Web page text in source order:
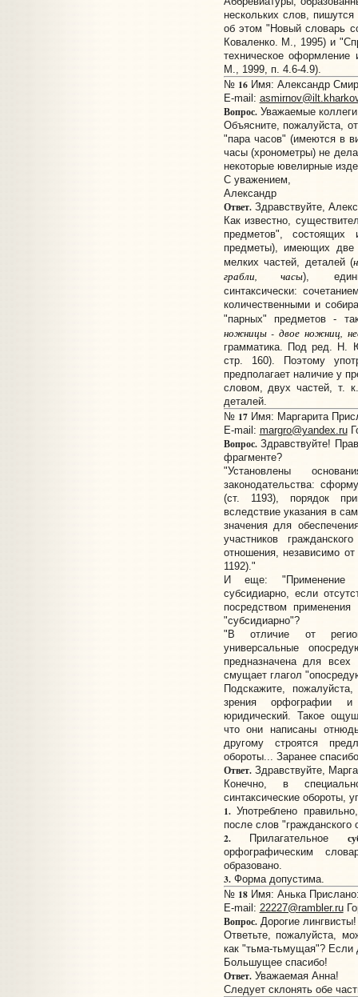
нескольких слов,
об этом "Новый словарь
Коваленко. М., 1995) и
техническое
М., 1999, п. 4.6-4.9).
№ 16Имя: Александр
E-mail:
Вопрос.Уважаемые
Объясните, пожалуйста,
"пара часов" (имеются в
часы (хронометры) не
некоторые ювелирные
С уважением,
Александр
Ответ.Здравствуйте,
Как известно,
предметов",
предметы), имеющих две
мелких частей, деталей (
грабли, часы),
синтаксически:
количественными и
"парных" предметов -
ножницы - двое ножниц,
грамматика. Под ред.
стр. 160). Поэтому
предполагает наличие у
словом, двух частей, т.
деталей.
№ 17Имя: Маргарита
E-mail: margro@yandex.ru
Вопрос.Здравствуйте!
фрагменте?
"Установлены
законодательства:
(ст. 1193), порядок
вследствие указания в
значения для
участников
отношения, независимо
1192)."
И еще: "Применение
субсидиарно, если
посредством
"субсидиарно"?
"В отличие от
универсальные
предназначена для
смущает глагол
Подскажите,
зрения орфографии и
юридический. Такое
что они написаны
другому строятся
обороты... Заранее
Ответ.Здравствуйте,
Конечно, в
синтаксические обороты,
1.Употреблено
после слов "гражданского
2.Прилагательное
орфографическим
образовано.
3.Форма допустима.
№ 18Имя: Анька
E-mail: 22227@rambler.ru
Вопрос.Дорогие лингвисты!
Ответьте, пожалуйста,
как "тьма-тьмущая"? Если
Большущее спасибо!
Ответ.Уважаемая Анна!
Следует склонять обе